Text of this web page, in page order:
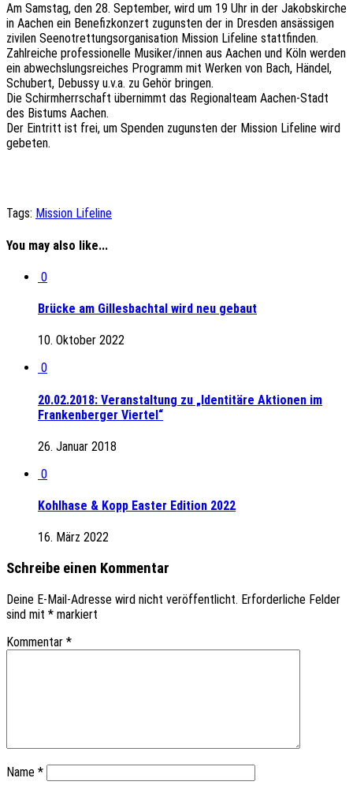
Am Samstag, den 28. September, wird um 19 Uhr in der Jakobskirche
in Aachen ein Benefizkonzert zugunsten der in Dresden ansässigen
zivilen Seenotrettungsorganisation Mission Lifeline stattfinden.
Zahlreiche professionelle Musiker/innen aus Aachen und Köln werden
ein abwechslungsreiches Programm mit Werken von Bach, Händel,
Schubert, Debussy u.v.a. zu Gehör bringen.
Die Schirmherrschaft übernimmt das Regionalteam Aachen-Stadt
des Bistums Aachen.
Der Eintritt ist frei, um Spenden zugunsten der Mission Lifeline wird
gebeten.
Tags: Mission Lifeline
You may also like...
0
Brücke am Gillesbachtal wird neu gebaut
10. Oktober 2022
0
20.02.2018: Veranstaltung zu „Identitäre Aktionen im
Frankenberger Viertel“
26. Januar 2018
0
Kohlhase & Kopp Easter Edition 2022
16. März 2022
Schreibe einen Kommentar
Deine E-Mail-Adresse wird nicht veröffentlicht. Erforderliche Felder
sind mit * markiert
Kommentar *
Name *